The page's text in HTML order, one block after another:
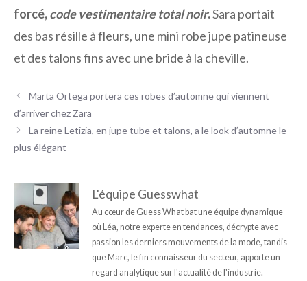
forcé,code vestimentaire total noir.Sara portait
des bas résille à fleurs, une mini robe jupe patineuse
et des talons fins avec une bride à la cheville.
Marta Ortega portera ces robes d’automne qui viennent
d’arriver chez Zara
La reine Letizia, en jupe tube et talons, a le look d’automne le
plus élégant
L'équipe Guesswhat
Au cœur de Guess What bat une équipe dynamique
où Léa, notre experte en tendances, décrypte avec
passion les derniers mouvements de la mode, tandis
que Marc, le fin connaisseur du secteur, apporte un
regard analytique sur l'actualité de l'industrie.